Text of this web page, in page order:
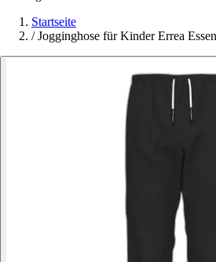
Startseite
/ Jogginghose für Kinder Errea